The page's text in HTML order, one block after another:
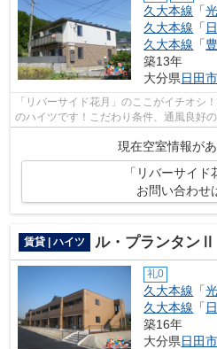
久大本線 「
久大本線 「
久大本線 「
築13年
大分県日田市
「リバーサイド花月」のここがイチオシ
のハイツです！こだわり条件、通風良好
現在空室情報があ
「リバーサイ
お問い合わせ
賃貸 | ハイツ ル・プランタンⅡ
礼0
久大本線 「
久大本線 「
築16年
大分県日田市